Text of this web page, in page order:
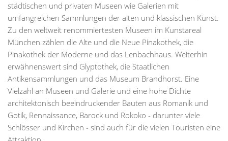
städtischen und privaten Museen wie Galerien mit
umfangreichen Sammlungen der alten und klassischen Kunst.
Zu den weltweit renommiertesten Museen im Kunstareal
München zählen die Alte und die Neue Pinakothek, die
Pinakothek der Moderne und das Lenbachhaus. Weiterhin
erwähnenswert sind Glyptothek, die Staatlichen
Antikensammlungen und das Museum Brandhorst. Eine
Vielzahl an Museen und Galerie und eine hohe Dichte
architektonisch beeindruckender Bauten aus Romanik und
Gotik, Rennaissance, Barock und Rokoko - darunter viele
Schlösser und Kirchen - sind auch für die vielen Touristen eine